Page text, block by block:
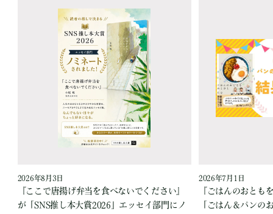
2026年8月3日
『ここで唐揚げ弁当を食べないでください』
が「SNS推し本大賞2026」エッセイ部門にノ
2026年7月1日
『ごはんのおとも
「ごはん＆パンの